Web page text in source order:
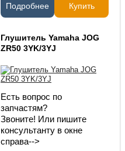
Подробнее Купить
Глушитель Yamaha JOG
ZR50 3YK/3YJ
Есть вопрос по
запчастям?
Звоните! Или пишите
консультанту в окне
справа-->